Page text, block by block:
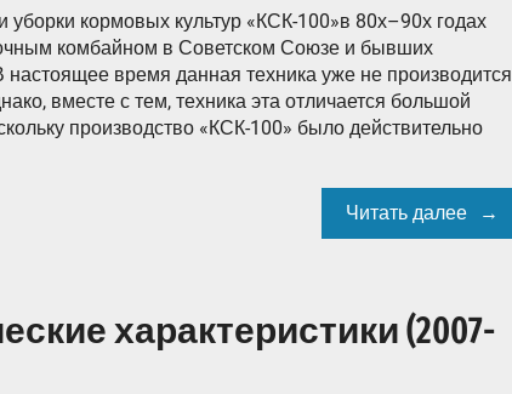
кормовых культур «КСК-100»в 80х–90х годах
комбайном в Советском Союзе и бывших
настоящее время данная техника уже не производится
вместе с тем, техника эта отличается большой
производство «КСК-100» было действительно
Читать далее
характеристики (2007-